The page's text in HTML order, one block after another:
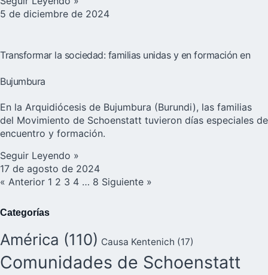
5 de diciembre de 2024
Transformar la sociedad: familias unidas y en formación en
Bujumbura
En la Arquidiócesis de Bujumbura (Burundi), las familias
del Movimiento de Schoenstatt tuvieron días especiales de
encuentro y formación.
Seguir Leyendo »
17 de agosto de 2024
« Anterior 1 2 3 4 … 8 Siguiente »
Categorías
América (110) Causa Kentenich (17)
Comunidades de Schoenstatt